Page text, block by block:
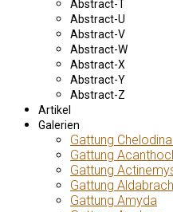
Abstract-T
Abstract-U
Abstract-V
Abstract-W
Abstract-X
Abstract-Y
Abstract-Z
Artikel
Galerien
Gattung
Gattung
Gattung
Gattung
Gattung Amyda